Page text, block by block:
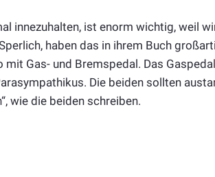
innezuhalten, ist enorm wichtig, weil
haben das in ihrem Buch
Gas- und Bremspedal. Das
Die beiden sollten
wie die beiden schreiben.